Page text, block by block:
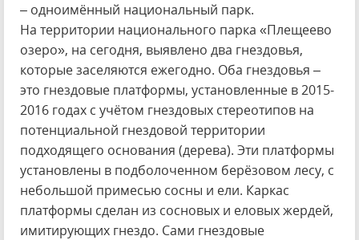
– одноимённый национальный парк.
На территории национального парка «Плещеево
озеро», на сегодня, выявлено два гнездовья,
которые заселяются ежегодно. Оба гнездовья –
это гнездовые платформы, установленные в 2015-
2016 годах с учётом гнездовых стереотипов на
потенциальной гнездовой территории
подходящего основания (дерева). Эти платформы
установлены в подболоченном берёзовом лесу, с
небольшой примесью сосны и ели. Каркас
платформы сделан из сосновых и еловых жердей,
имитирующих гнездо. Сами гнездовые